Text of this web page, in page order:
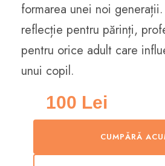
formarea unei noi
reflecție pentru părinți,
pentru orice adult care
unui copil.
100 Lei
CUMPĂRĂ